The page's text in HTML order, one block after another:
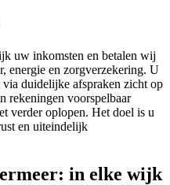
uw inkomsten en betalen wij
energie en zorgverzekering. U
duidelijke afspraken zicht op
rekeningen voorspelbaar
verder oplopen. Het doel is u
en uiteindelijk
in elke wijk